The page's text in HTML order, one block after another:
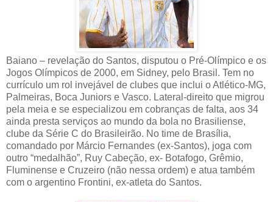
Baiano – revelação do Santos, disputou o Pré-Olímpico e os
Jogos Olímpicos de 2000, em Sidney, pelo Brasil. Tem no
currículo um rol invejável de clubes que inclui o Atlético-MG,
Palmeiras, Boca Juniors e Vasco. Lateral-direito que migrou
pela meia e se especializou em cobranças de falta, aos 34
ainda presta serviços ao mundo da bola no Brasiliense,
clube da Série C do Brasileirão. No time de Brasília,
comandado por Márcio Fernandes (ex-Santos), joga com
outro “medalhão”, Ruy Cabeção, ex- Botafogo, Grêmio,
Fluminense e Cruzeiro (não nessa ordem) e atua também
com o argentino Frontini, ex-atleta do Santos.